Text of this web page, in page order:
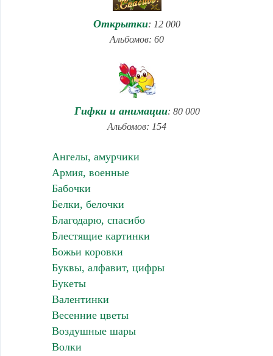
Открытки: 12 000
Альбомов: 60
Гифки и анимации: 80 000
Альбомов: 154
Ангелы, амурчики
Армия, военные
Бабочки
Белки, белочки
Благодарю, спасибо
Блестящие картинки
Божьи коровки
Буквы, алфавит, цифры
Букеты
Валентинки
Весенние цветы
Воздушные шары
Волки